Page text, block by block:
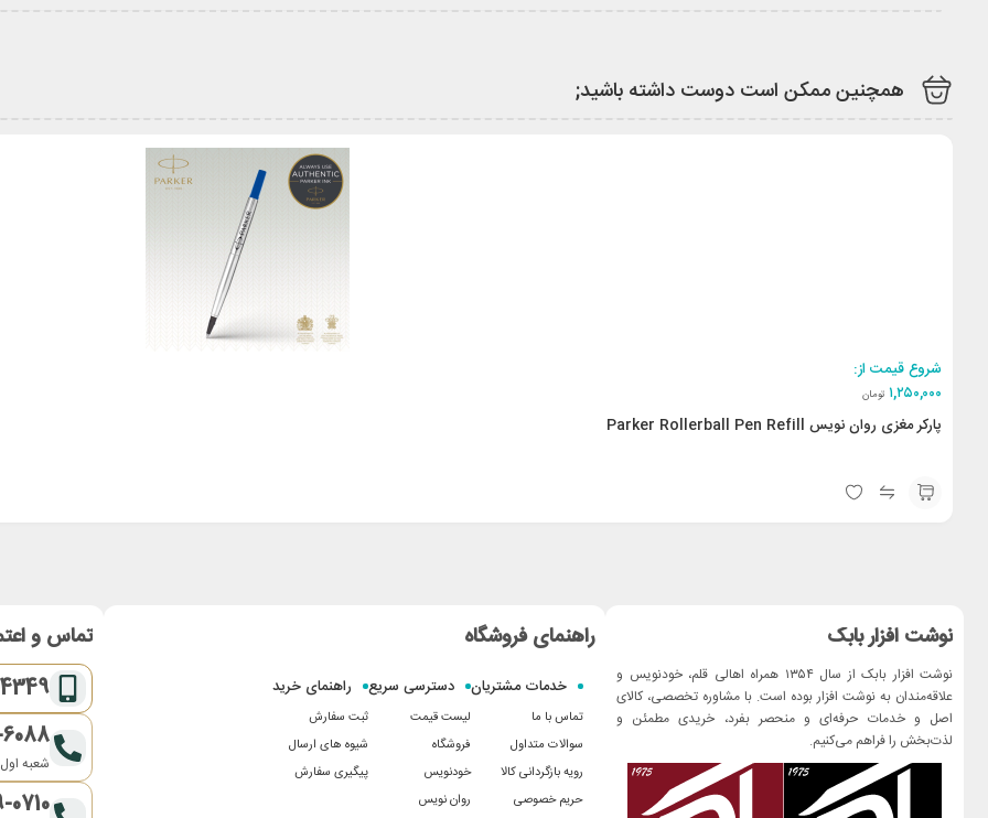
همچنین ممکن است دوست داشته باشید;
شروع قیمت از:
۱,۲۵۰,۰۰۰ تومان
پارکر مغزی روان نویس Parker Rollerball Pen Refill
نوشت افزار بابک
نوشت افزار بابک از سال ۱۳۵۴ همراه اهالی قلم، خودنویس و
علاقه‌مندان به نوشت افزار بوده است. با مشاوره تخصصی، کالای
اصل و خدمات حرفه‌ای و منحصر بفرد، خریدی مطمئن و
لذت‌بخش را فراهم می‌کنیم.
راهنمای فروشگاه
خدمات مشتریان
تماس با ما
سوالات متداول
رویه بازگردانی کالا
حریم خصوصی
دسترسی سریع
لیست قیمت
فروشگاه
خودنویس
روان نویس
راهنمای خرید
ثبت سفارش
شیوه های ارسال
پیگیری سفارش
تماس و
شعبه
0710